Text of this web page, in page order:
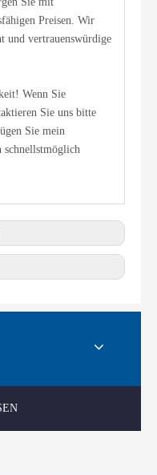
Preisen. Wir
und vertrauenswürdige
Wenn Sie
Sie uns bitte
Sie mein